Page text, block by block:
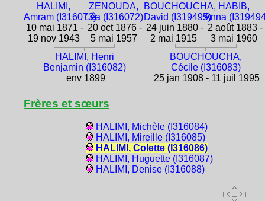
HALIMI,
Amram (I316073)
10 mai 1871 -
19 nov 1943
ZENOUDA,
Léa (I316072)
20 oct 1876 -
5 mai 1957
BOUCHOUCHA,
David (I319495)
24 juin 1880 -
2 mai 1915
HABIB,
Anna
2 août 1883 -
3 mai 1960
HALIMI, Henri
Benjamin (I316082)
env 1899
BOUCHOUCHA,
Cécile (I316083)
25 jan 1908 - 11 juil 1995
Frères et sœurs
HALIMI, Michèle (I316084)
HALIMI, Mireille (I316085)
HALIMI, Colette (I316086)
HALIMI, Huguette (I316087)
HALIMI, Denise (I316088)